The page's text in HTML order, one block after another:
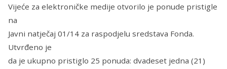
Vijeće za elektroničke medije otvorilo je ponude pristigle
na
Javni natječaj 01/14 za raspodjelu sredstava Fonda.
Utvrđeno je
da je ukupno pristiglo 25 ponuda: dvadeset jedna (21)